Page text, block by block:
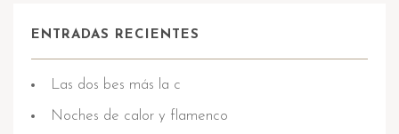
ENTRADAS RECIENTES
Las dos bes más la c
Noches de calor y flamenco